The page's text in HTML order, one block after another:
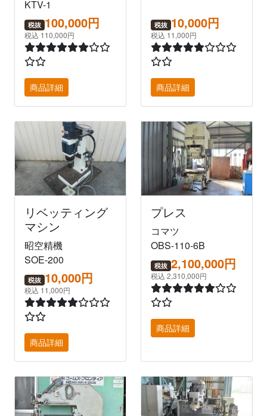
KTV-1
税抜 100,000円
税込 110,000円
商品詳細
税抜 10,000円
税込 11,000円
商品詳細
リベッティング
マシン
昭空精機
SOE-200
税抜 10,000円
税込 11,000円
商品詳細
プレス
コマツ
OBS-110-6B
税抜 2,100,000円
税込 2,310,000円
商品詳細